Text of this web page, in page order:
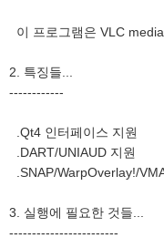
이 프로그램은 VLC
2. 특징들...
------------
.Qt4 인터페이스 지원
.DART/UNIAUD 지원
.SNAP/WarpOverlay!/
3. 실행에 필요한 것들...
------------------------